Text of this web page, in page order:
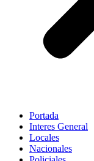
Portada
Interes General
Locales
Nacionales